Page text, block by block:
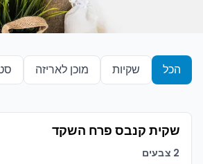
רנרים
שרוכים וגומי
שקיות / מוכן לאריזה
הכל שקיות מוכן לאריזה
שקית קנבס פרח השקד
2 צבעים